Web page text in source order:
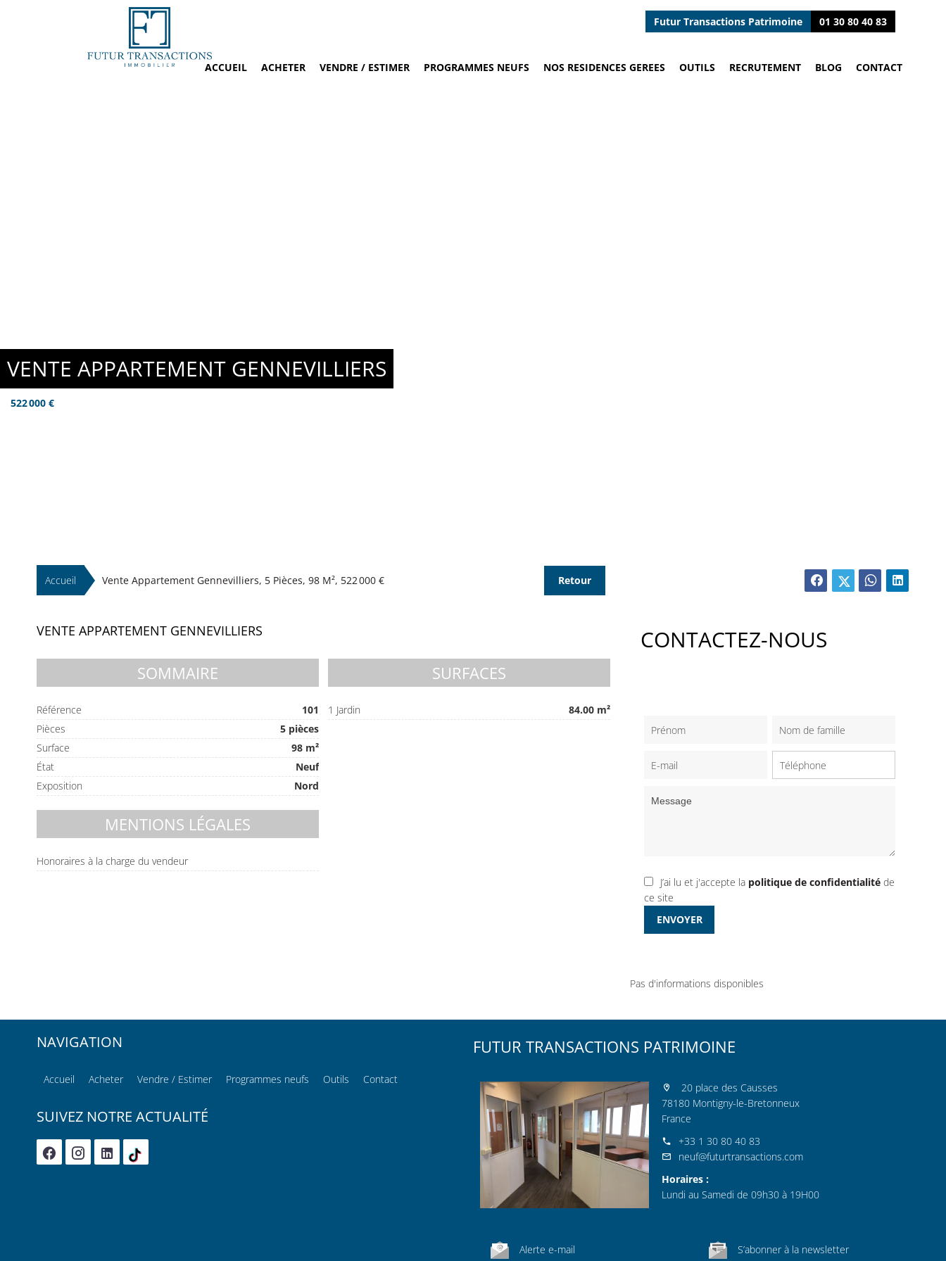
Futur Transactions Patrimoine 01 30 80 40 83
ACCUEIL ACHETER VENDRE / ESTIMER PROGRAMMES NEUFS NOS RESIDENCES GEREES OUTILS RECRUTEMENT BLOG CONTACT
VENTE APPARTEMENT GENNEVILLIERS
522 000 €
Accueil Vente Appartement Gennevilliers, 5 Pièces, 98 M², 522 000 € Retour
VENTE APPARTEMENT GENNEVILLIERS
SOMMAIRE
Référence
101
Pièces
5 pièces
Surface
98 m²
État
Neuf
Exposition
Nord
SURFACES
1 Jardin 84.00 m²
MENTIONS LÉGALES
Honoraires à la charge du vendeur
CONTACTEZ-NOUS
J’ai lu et j'accepte la politique de confidentialité de
ce site
ENVOYER
Pas d'informations disponibles
NAVIGATION
Accueil Acheter Vendre / Estimer Programmes neufs Outils Contact
SUIVEZ NOTRE ACTUALITÉ
FUTUR TRANSACTIONS PATRIMOINE
20 place des Causses
78180 Montigny-le-Bretonneux
France
+33 1 30 80 40 83
neuf@futurtransactions.com
Horaires :
Lundi au Samedi de 09h30 à 19H00
Alerte e-mail S’abonner à la newsletter